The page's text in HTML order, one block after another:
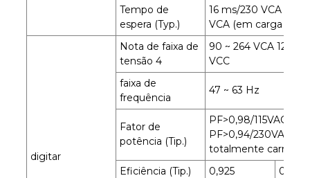
Tempo de
espera (Typ.)
16 ms/230 VCA 16
VCA (em carga total)
digitar
Nota de faixa de
tensão 4
90 ~ 264 VCA 127 ~
VCC
faixa de
frequência
47 ~ 63 Hz
Fator de
potência (Tip.)
PF>0,98/115VAC,
PF>0,94/230VAC
totalmente
Eficiência (Tip.)
0,925
0,925